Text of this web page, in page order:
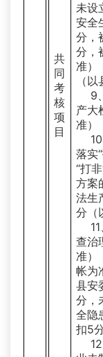
共
同
考
核
项
目
未设
安全
分，
分，
准）
（
9
产大
准）
落实
“打
方案
法生
分（
查治
准）
帐为
县安
分，
全隐
扣5